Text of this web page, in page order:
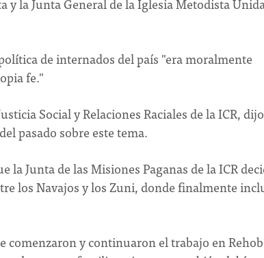
de internados del país "era moralmente
fe."
Social y Relaciones Raciales de la ICR,
pasado sobre este tema.
Junta de las Misiones Paganas de la ICR
los Navajos y los Zuni, donde finalmente
comenzaron y continuaron el trabajo en